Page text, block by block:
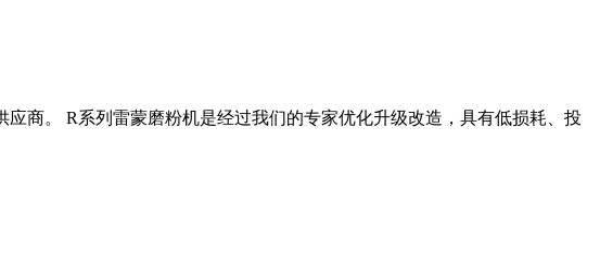
商。 R系列雷蒙磨粉机是经过我们的专家优化升级改造，具有低损耗、投